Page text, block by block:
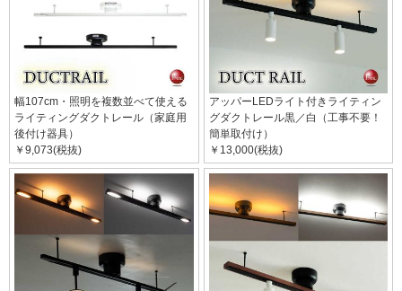
幅107cm・照明を複数並べて使える
ライティングダクトレール（家庭用
後付け器具）
￥9,073(税抜)
アッパーLEDライト付きライティン
グダクトレール黒／白（工事不要！
簡単取付け）
￥13,000(税抜)